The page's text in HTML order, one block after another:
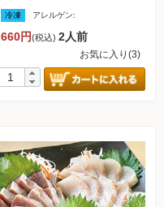
冷凍 アレルゲン:
660円(税込)2人前
お気に入り(3)